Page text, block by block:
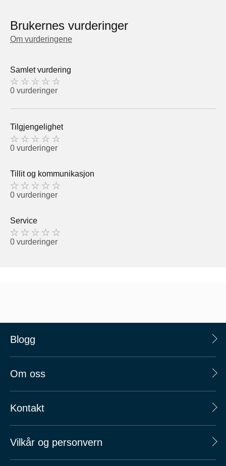
Brukernes vurderinger
Om vurderingene
Samlet vurdering
0 vurderinger
Tilgjengelighet
0 vurderinger
Tillit og kommunikasjon
0 vurderinger
Service
0 vurderinger
Blogg
Om oss
Kontakt
Vilkår og personvern